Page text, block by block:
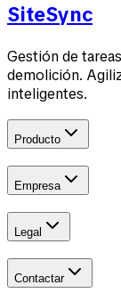
SiteSync
Gestión de
demolición.
inteligentes.
Producto
Empresa
Legal
Contactar